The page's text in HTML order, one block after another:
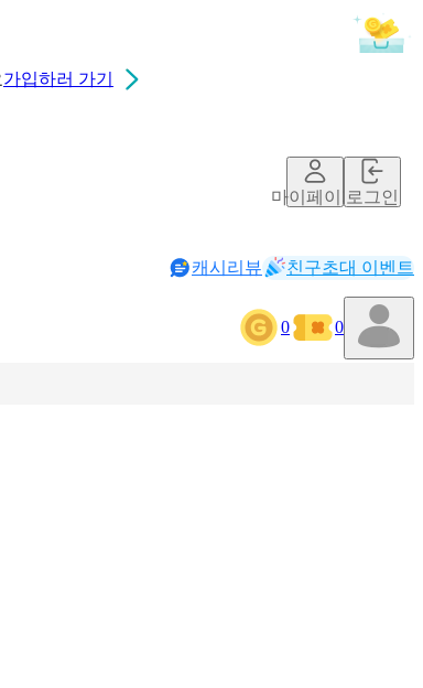
가입하러 가기
마이페이지로그인
캐시리뷰 친구초대 이벤트
0 0